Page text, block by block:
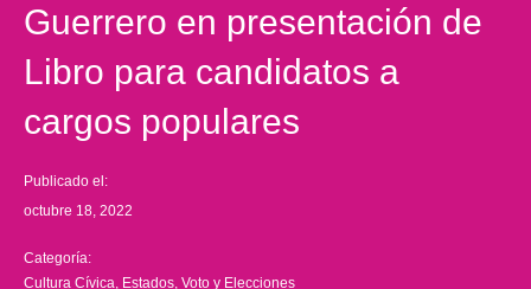
Guerrero en presentación de
Libro para candidatos a
cargos populares
Publicado el:
octubre 18, 2022
Categoría:
Cultura Cívica Estados Voto y Elecciones